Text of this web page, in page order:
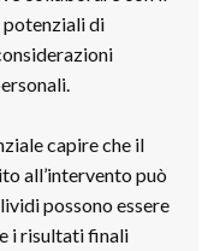
di
capire che il
all’intervento può
possono essere
i risultati finali